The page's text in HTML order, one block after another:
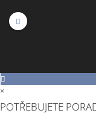
×
POTŘEBUJETE